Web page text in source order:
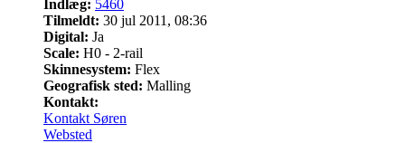
Indlæg: 5460
Tilmeldt: 30 jul 2011, 08:36
Digital: Ja
Scale: H0 - 2-rail
Skinnesystem: Flex
Geografisk sted: Malling
Kontakt:
Kontakt Søren
Websted